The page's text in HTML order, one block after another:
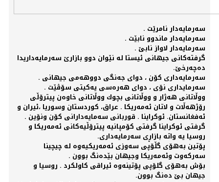
سەرمایەدار نامرێت .
سەرمایەدار ماندوو نابێت .
سەرمایەدار لاواز نابێ .
گرفتەکانی جیهانی ئیستا لە نێوان دوو بازارێ سەرمایەداریدا
دەچەرخێ.
سەرمایەداری کۆن ، دوای جەنگی دووهەمی جیهانی .
سەرمایداری نۆی ، دوای هەرەسی یەکیتی سۆڤێت .
ووڵاتانی هەژار و ووڵاتانی بچوك ووڵاتانی خاوەن پیترۆڵی
رۆژهەڵات و لاتان ئەمەریکا . عراق، کوردستان وسوریا ،ئیران و
ئەفغانستان. ئوکراینا . قوربانی سەمایەدارانی کۆن ونۆین .
گرفتی ئوکراینا گرفتی کۆمپانیە پیترۆڵیەکانی ئەمەریکا و
روسیا یە واتە بازاڕی سەرمایەداری.
پۆتین بەهۆی گڵۆپی سەوزی ئەمەریکیەوە لە چیچینا
سەرکەوت وئەمەریکا وجیهان بێدەنگ بوون .
بۆش بەهۆی گلۆپی پۆتینەوە ئیراقی کاولکرد . روسیا و
جیهان بێ دەنگ بوون.